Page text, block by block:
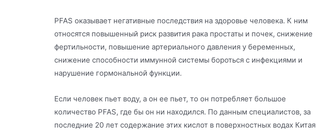
PFAS оказывает негативные последствия на здоровье человека. К ним
относятся повышенный риск развития рака простаты и почек, снижение
фертильности, повышение артериального давления у беременных,
снижение способности иммунной системы бороться с инфекциями и
нарушение гормональной функции.
Если человек пьет воду, а он ее пьет, то он потребляет большое
количество PFAS, где бы он ни находился. По данным специалистов, за
последние 20 лет содержание этих кислот в поверхностных водах Китая